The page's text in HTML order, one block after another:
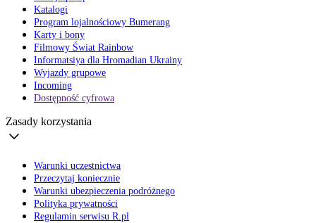
Katalogi
Program lojalnościowy Bumerang
Karty i bony
Filmowy Świat Rainbow
Informatsiya dla Hromadian Ukrainy
Wyjazdy grupowe
Incoming
Dostępność cyfrowa
Zasady korzystania
Warunki uczestnictwa
Przeczytaj koniecznie
Warunki ubezpieczenia podróżnego
Polityka prywatności
Regulamin serwisu R.pl